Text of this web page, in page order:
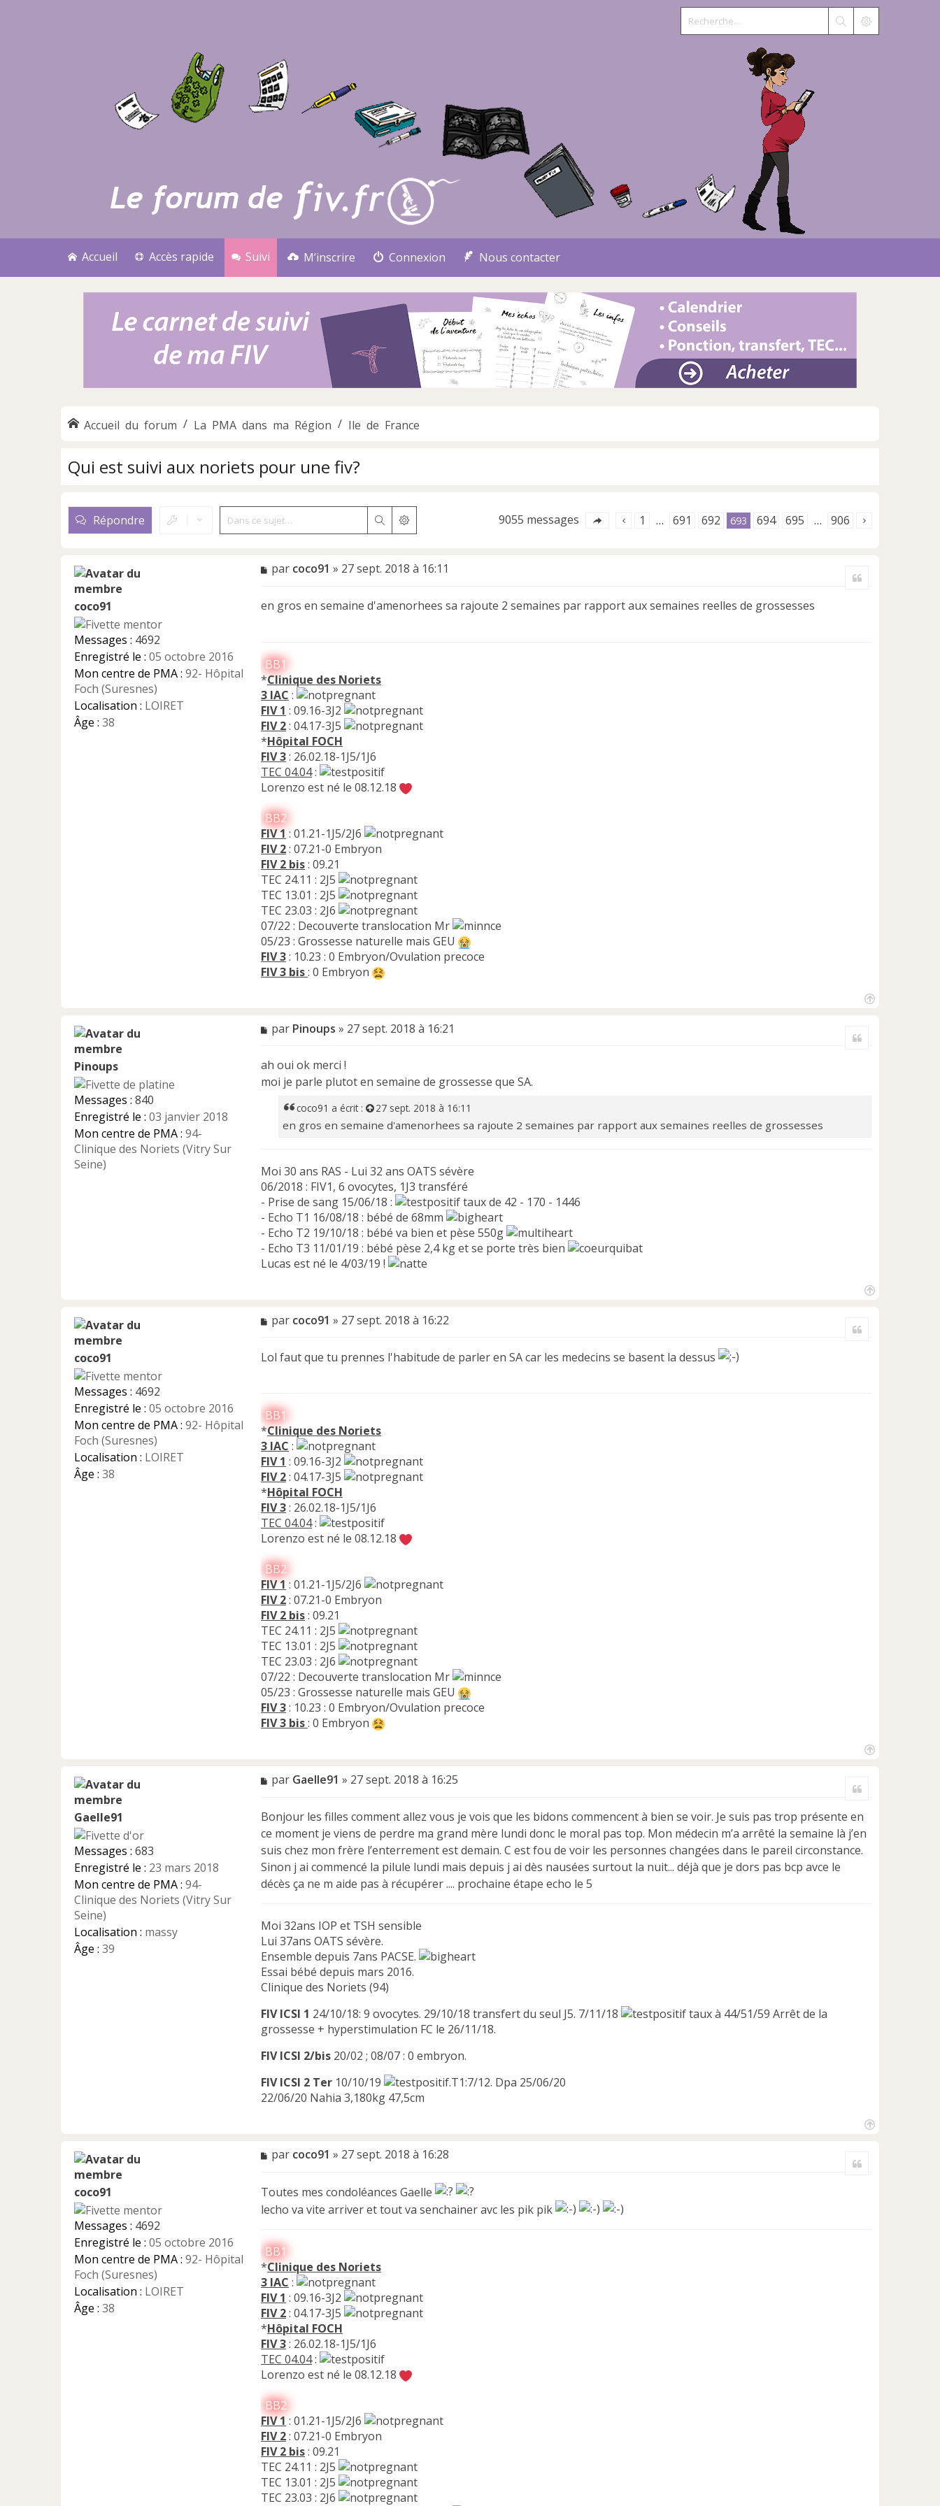
Accueil Accès rapide Suivi M’inscrire Connexion Nous contacter
Accueil du forum La PMA dans ma Région Ile de France
Qui est suivi aux noriets pour une fiv?
Répondre RechercherRecherche avancée 9055 messages 1 … 691 692 693 694 695 … 906
coco91
Messages : 4692
Enregistré le : 05 octobre 2016
Mon centre de PMA : 92- Hôpital
Foch (Suresnes)
Localisation : LOIRET
Âge : 38
M
s
n
o
n
l
u
par coco91 » 27 sept. 2018 à 16:11
en gros en semaine d'amenorhees sa rajoute 2 semaines par rapport aux semaines reelles de grossesses
BB1
*Clinique des Noriets
3 IAC :
FIV 1 : 09.16-3J2
FIV 2: 04.17-3J5
*Hôpital FOCH
FIV 3: 26.02.18-1J5/1J6
TEC 04.04:
Lorenzo est né le 08.12.18
BB2
FIV 1 : 01.21-1J5/2J6
FIV 2: 07.21-0 Embryon
FIV 2 bis: 09.21
TEC 24.11 : 2J5
TEC 13.01 : 2J5
TEC 23.03 : 2J6
07/22 : Decouverte translocation Mr
05/23 : Grossesse naturelle mais GEU
FIV 3: 10.23 : 0 Embryon/Ovulation precoce
FIV 3 bis: 0 Embryon
Pinoups
Messages : 840
Enregistré le : 03 janvier 2018
Mon centre de PMA : 94-
Clinique des Noriets (Vitry Sur
Seine)
M
e
s
a
u
par Pinoups » 27 sept. 2018 à 16:21
ah oui ok merci !
moi je parle plutot en semaine de grossesse que SA.
coco91 a écrit : 27 sept. 2018 à 16:11
en gros en semaine d'amenorhees sa rajoute 2 semaines par rapport aux semaines reelles de grossesses
Moi 30 ans RAS - Lui 32 ans OATS sévère
06/2018 : FIV1, 6 ovocytes, 1J3 transféré
- Prise de sang 15/06/18 :
taux de 42 - 170 - 1446
- Echo T1 16/08/18 : bébé de 68mm
- Echo T2 19/10/18 : bébé va bien et pèse 550g
- Echo T3 11/01/19 : bébé pèse 2,4 kg et se porte très bien
Lucas est né le 4/03/19 !
coco91
Messages : 4692
Enregistré le : 05 octobre 2016
Mon centre de PMA : 92- Hôpital
Foch (Suresnes)
Localisation : LOIRET
Âge : 38
M
s
n
o
n
l
u
par coco91 » 27 sept. 2018 à 16:22
Lol faut que tu prennes l'habitude de parler en SA car les medecins se basent la dessus
BB1
*Clinique des Noriets
3 IAC :
FIV 1 : 09.16-3J2
FIV 2: 04.17-3J5
*Hôpital FOCH
FIV 3: 26.02.18-1J5/1J6
TEC 04.04:
Lorenzo est né le 08.12.18
BB2
FIV 1 : 01.21-1J5/2J6
FIV 2: 07.21-0 Embryon
FIV 2 bis: 09.21
TEC 24.11 : 2J5
TEC 13.01 : 2J5
TEC 23.03 : 2J6
07/22 : Decouverte translocation Mr
05/23 : Grossesse naturelle mais GEU
FIV 3: 10.23 : 0 Embryon/Ovulation precoce
FIV 3 bis: 0 Embryon
Gaelle91
Messages : 683
Enregistré le : 23 mars 2018
Mon centre de PMA : 94-
Clinique des Noriets (Vitry Sur
Seine)
Localisation : massy
Âge : 39
M
s
a
g
e
n
o
u
par Gaelle91 » 27 sept. 2018 à 16:25
Bonjour les filles comment allez vous je vois que les bidons commencent à bien se voir. Je suis pas trop présente en
ce moment je viens de perdre ma grand mère lundi donc le moral pas top. Mon médecin m’a arrêté la semaine là j’en
suis chez mon frère l’enterrement est demain. C est fou de voir les personnes changées dans le pareil circonstance.
Sinon j ai commencé la pilule lundi mais depuis j ai dès nausées surtout la nuit... déjà que je dors pas bcp avce le
décès ça ne m aide pas à récupérer .... prochaine étape echo le 5
Moi 32ans IOP et TSH sensible
Lui 37ans OATS sévère.
Ensemble depuis 7ans PACSE.
Essai bébé depuis mars 2016.
Clinique des Noriets (94)
FIV ICSI 1 24/10/18: 9 ovocytes. 29/10/18 transfert du seul J5. 7/11/18
taux à 44/51/59 Arrêt de la
grossesse + hyperstimulation FC le 26/11/18.
FIV ICSI 2/bis 20/02 ; 08/07 : 0 embryon.
FIV ICSI 2 Ter 10/10/19
.T1:7/12. Dpa 25/06/20
22/06/20 Nahia 3,180kg 47,5cm
coco91
Messages : 4692
Enregistré le : 05 octobre 2016
Mon centre de PMA : 92- Hôpital
Foch (Suresnes)
Localisation : LOIRET
Âge : 38
M
s
a
n
o
n
l
u
par coco91 » 27 sept. 2018 à 16:28
Toutes mes condoléances Gaelle
lecho va vite arriver et tout va senchainer avc les pik pik
BB1
*Clinique des Noriets
3 IAC :
FIV 1 : 09.16-3J2
FIV 2: 04.17-3J5
*Hôpital FOCH
FIV 3: 26.02.18-1J5/1J6
TEC 04.04:
Lorenzo est né le 08.12.18
BB2
FIV 1 : 01.21-1J5/2J6
FIV 2: 07.21-0 Embryon
FIV 2 bis: 09.21
TEC 24.11 : 2J5
TEC 13.01 : 2J5
TEC 23.03 : 2J6